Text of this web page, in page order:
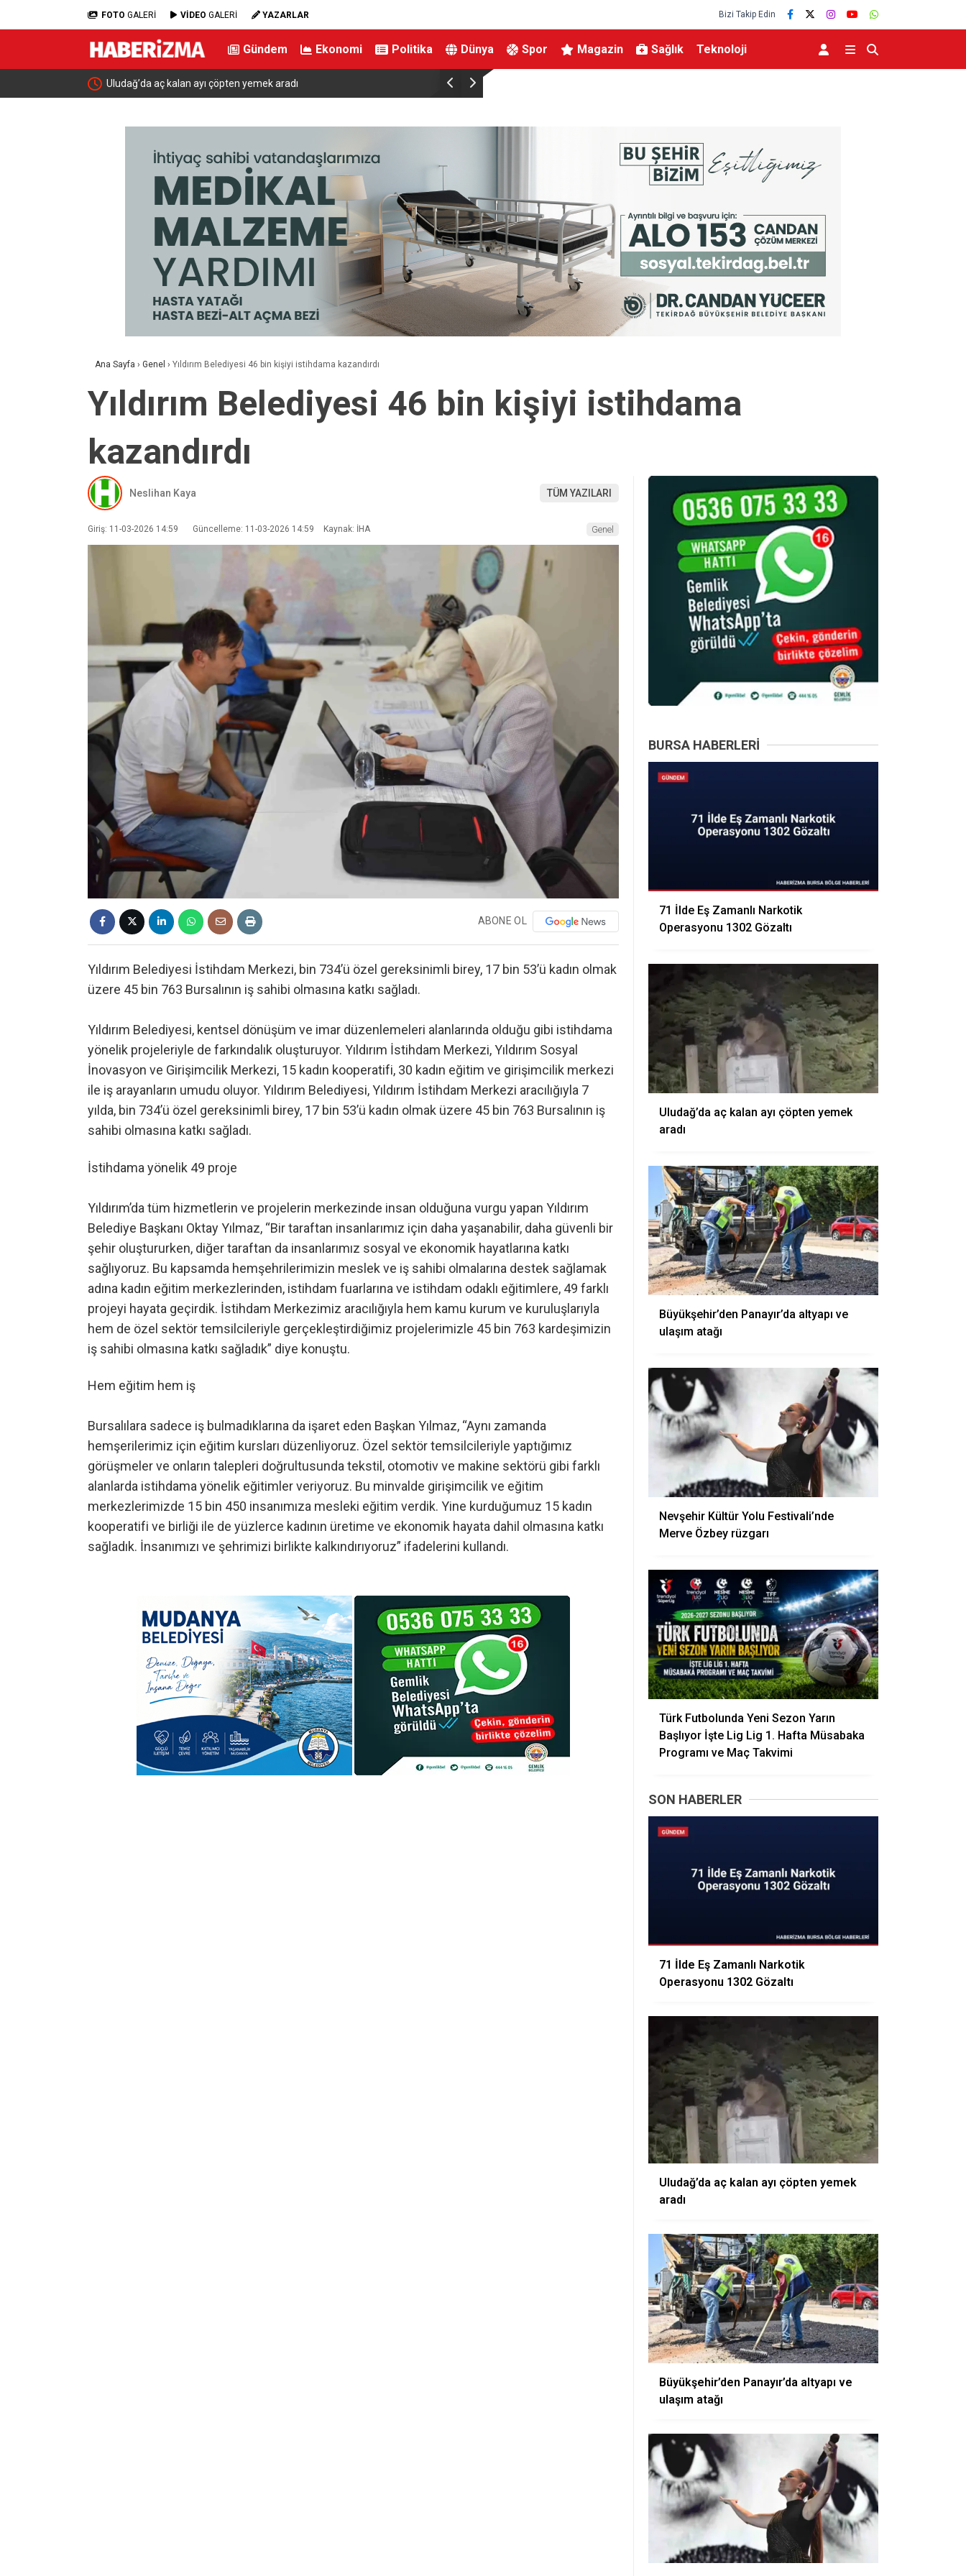
FOTO GALERİ VİDEO GALERİ YAZARLAR Bizi Takip Edin
Gündem Ekonomi Politika Dünya Spor Magazin Sağlık Teknoloji
Uludağ’da aç kalan ayı çöpten yemek aradı Büyükşehir’den Panayır’da altyapı ve ulaşım atağı
Ana Sayfa › Genel › Yıldırım Belediyesi 46 bin kişiyi istihdama kazandırdı
Yıldırım Belediyesi 46 bin kişiyi istihdama
kazandırdı
Neslihan Kaya TÜM YAZILARI
Giriş: 11-03-2026 14:59 Güncelleme: 11-03-2026 14:59 Kaynak: İHA Genel
ABONE OL
Yıldırım Belediyesi İstihdam Merkezi, bin 734’ü özel gereksinimli birey, 17 bin 53’ü kadın olmak
üzere 45 bin 763 Bursalının iş sahibi olmasına katkı sağladı.
Yıldırım Belediyesi, kentsel dönüşüm ve imar düzenlemeleri alanlarında olduğu gibi istihdama
yönelik projeleriyle de farkındalık oluşturuyor. Yıldırım İstihdam Merkezi, Yıldırım Sosyal
İnovasyon ve Girişimcilik Merkezi, 15 kadın kooperatifi, 30 kadın eğitim ve girişimcilik merkezi
ile iş arayanların umudu oluyor. Yıldırım Belediyesi, Yıldırım İstihdam Merkezi aracılığıyla 7
yılda, bin 734’ü özel gereksinimli birey, 17 bin 53’ü kadın olmak üzere 45 bin 763 Bursalının iş
sahibi olmasına katkı sağladı.
İstihdama yönelik 49 proje
Yıldırım’da tüm hizmetlerin ve projelerin merkezinde insan olduğuna vurgu yapan Yıldırım
Belediye Başkanı Oktay Yılmaz, “Bir taraftan insanlarımız için daha yaşanabilir, daha güvenli bir
şehir oluştururken, diğer taraftan da insanlarımız sosyal ve ekonomik hayatlarına katkı
sağlıyoruz. Bu kapsamda hemşehrilerimizin meslek ve iş sahibi olmalarına destek sağlamak
adına kadın eğitim merkezlerinden, istihdam fuarlarına ve istihdam odaklı eğitimlere, 49 farklı
projeyi hayata geçirdik. İstihdam Merkezimiz aracılığıyla hem kamu kurum ve kuruluşlarıyla
hem de özel sektör temsilcileriyle gerçekleştirdiğimiz projelerimizle 45 bin 763 kardeşimizin
iş sahibi olmasına katkı sağladık” diye konuştu.
Hem eğitim hem iş
Bursalılara sadece iş bulmadıklarına da işaret eden Başkan Yılmaz, “Aynı zamanda
hemşerilerimiz için eğitim kursları düzenliyoruz. Özel sektör temsilcileriyle yaptığımız
görüşmeler ve onların talepleri doğrultusunda tekstil, otomotiv ve makine sektörü gibi farklı
alanlarda istihdama yönelik eğitimler veriyoruz. Bu minvalde girişimcilik ve eğitim
merkezlerimizde 15 bin 450 insanımıza mesleki eğitim verdik. Yine kurduğumuz 15 kadın
kooperatifi ve birliği ile de yüzlerce kadının üretime ve ekonomik hayata dahil olmasına katkı
sağladık. İnsanımızı ve şehrimizi birlikte kalkındırıyoruz” ifadelerini kullandı.
BURSA HABERLERI
71 İlde Eş Zamanlı Narkotik
Operasyonu 1302 Gözaltı
Uludağ’da aç kalan ayı çöpten yemek
aradı
Büyükşehir’den Panayır’da altyapı ve
ulaşım atağı
Nevşehir Kültür Yolu Festivali’nde
Merve Özbey rüzgarı
Türk Futbolunda Yeni Sezon Yarın
Başlıyor İşte Lig Lig 1. Hafta Müsabaka
Programı ve Maç Takvimi
SON HABERLER
71 İlde Eş Zamanlı Narkotik
Operasyonu 1302 Gözaltı
Uludağ’da aç kalan ayı çöpten yemek
aradı
Büyükşehir’den Panayır’da altyapı ve
ulaşım atağı